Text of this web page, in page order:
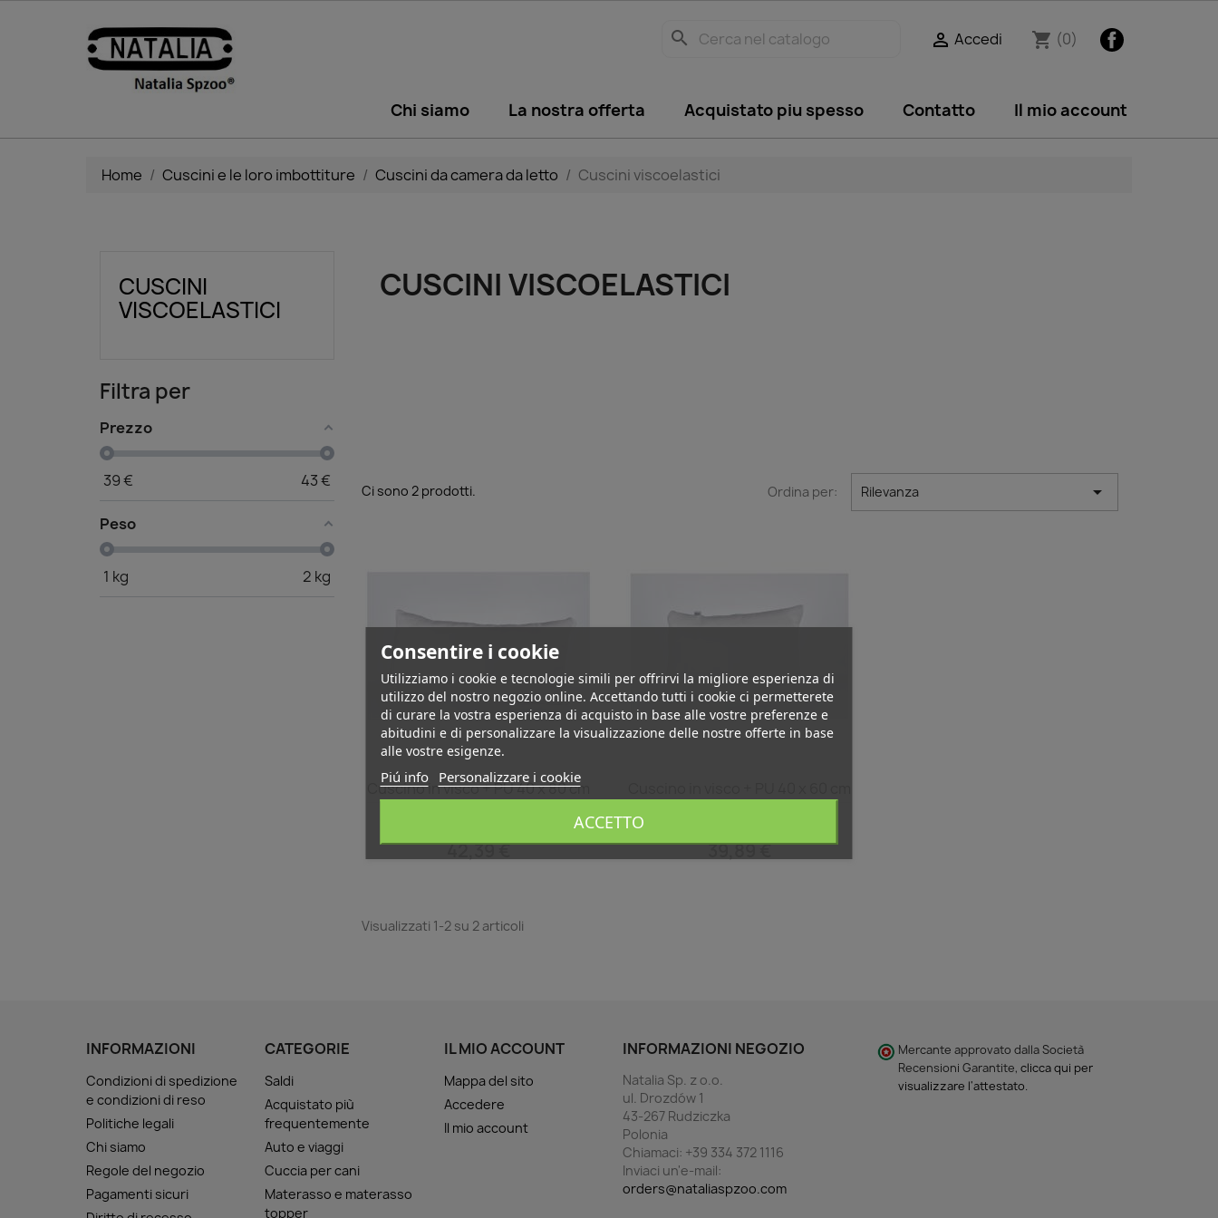
Facebook
shopping_cart (0)
 Accedi
search
Chi siamo La nostra offerta Acquistato piu spesso Contatto Il mio account
Home Cuscini e le loro imbottiture Cuscini da camera da letto Cuscini viscoelastici
CUSCINI
VISCOELASTICI
Filtra per
Prezzo
39€ 43€
Peso
1 kg 2 kg
CUSCINI VISCOELASTICI
Ci sono 2 prodotti. Ordina per: Rilevanza 
Anteprima
Cuscino in visco + PU 40 x 80 cm
42,39 € 39,89 €
Visualizzati 1-2 su 2 articoli
INFORMAZIONI
Condizioni di spedizione
e condizioni di reso
Politiche legali
Chi siamo
Regole del negozio
Pagamenti sicuri
CATEGORIE
Saldi
Acquistato più
frequentemente
Auto e viaggi
Cuccia per cani
Materasso e materasso
topper
IL MIO ACCOUNT
Mappa del sito
Accedere
Il mio account
INFORMAZIONI NEGOZIO
Natalia Sp. z o.o.
ul. Drozdów 1
43-267 Rudziczka
Polonia
Chiamaci: +39 334 372 1116
Inviaci un'e-mail:
orders@nataliaspzoo.com
Mercante approvato dalla Società
Recensioni Garantite, clicca qui per
visualizzare l'attestato.
Consentire i cookie
Utilizziamo i cookie e tecnologie simili per offrirvi la migliore esperienza di
utilizzo del nostro negozio online. Accettando tutti i cookie ci permetterete
di curare la vostra esperienza di acquisto in base alle vostre preferenze e
abitudini e di personalizzare la visualizzazione delle nostre offerte in base
alle vostre esigenze.
Piú info Personalizzare i cookie
ACCETTO